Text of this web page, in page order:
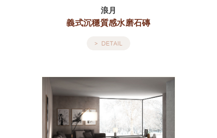
浪月
義式沉穩質感水磨石磚